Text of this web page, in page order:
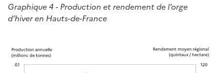
Graphique 4 - Production et rendement de l’orge
d’hiver en Hauts-de-France